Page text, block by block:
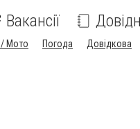
Вакансії
Мото Погода Довідкова